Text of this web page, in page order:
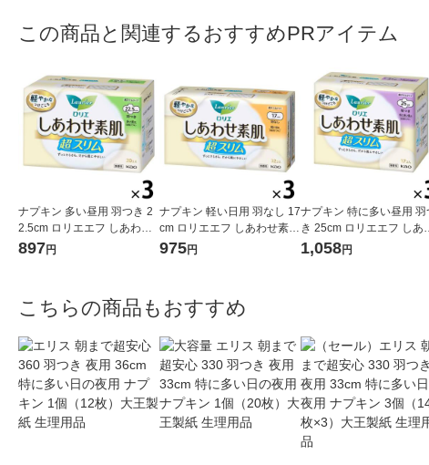
この商品と関連するおすすめPRアイテム
ナプキン 多い昼用 羽つき 2
2.5cm ロリエエフ しあわせ
素肌 超スリム 1セット（20
897円
ナプキン 軽い日用 羽なし 17
cm ロリエエフ しあわせ素肌
超スリム 1セット（32枚×3
975円
ナプキン 特に多い昼用 羽
き 25cm ロリエエフ しあ
せ素肌 超スリム 1セット（
1,058円
こちらの商品もおすすめ